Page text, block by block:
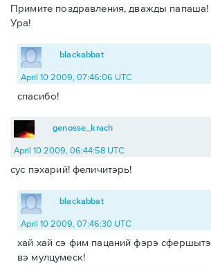
Примите поздравления, дважды папаша!
Ура!
blackabbat
April 10 2009, 07:46:06 UTC
спасибо!
genosse_krach
April 10 2009, 06:44:58 UTC
сус пэхарий! феличитэрь!
blackabbat
April 10 2009, 07:46:30 UTC
хай хай сэ фим пацаний фэрэ сфершытэ
вэ мулцумеск!